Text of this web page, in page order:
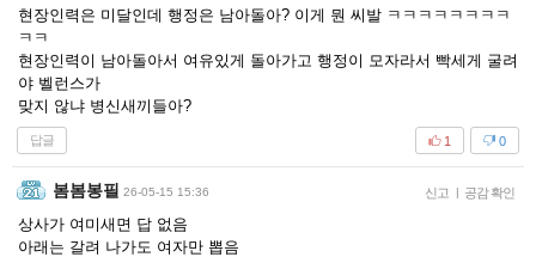
현장인력은 미달인데 행정은 남아돌아? 이게 뭔 씨발 ㅋㅋㅋㅋㅋㅋㅋㅋ
ㅋㅋ
현장인력이 남아돌아서 여유있게 돌아가고 행정이 모자라서 빡세게 굴려
야 벨런스가
맞지 않냐 병신새끼들아?
답글 0
1
봄봄봉필 26-05-15 15:36 신고 | 공감 확인
상사가 여미새면 답 없음
아래는 갈려 나가도 여자만 뽑음